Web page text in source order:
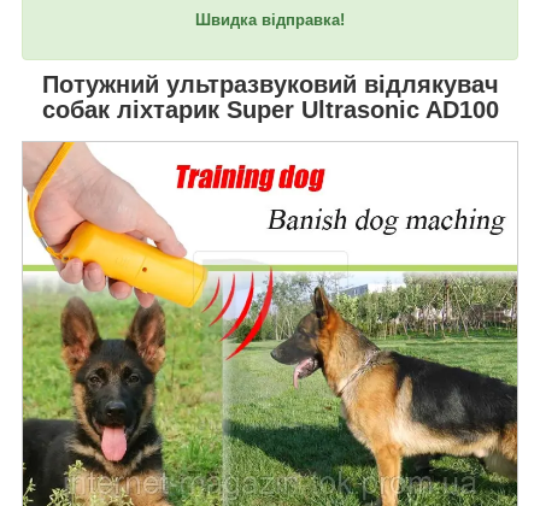
Швидка відправка!
Потужний ультразвуковий відлякувач
собак ліхтарик Super Ultrasonic AD100